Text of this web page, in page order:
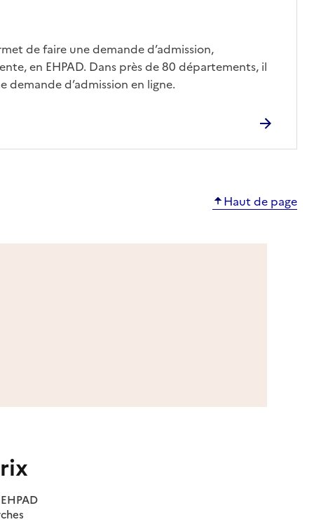
de faire une demande d’admission,
en EHPAD. Dans près de 80 départements, il
demande d’admission en ligne.
Haut de page